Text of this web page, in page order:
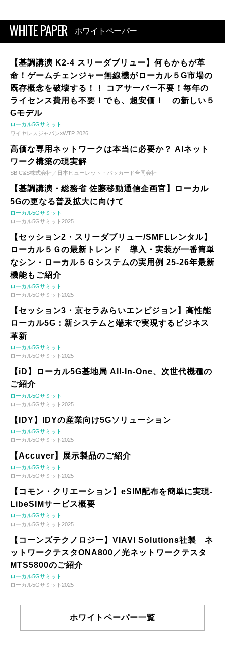
WHITE PAPER ホワイトペーパー
【基調講演 K2-4 スリーダブリュー】何もかもが革
命！ゲームチェンジャー無線機がローカル５G市場の
既存概念を破壊する！！ コアサーバー不要！毎年の
ライセンス費用も不要！でも、超安価！ の新しい５
Gモデル
ローカル5Gサミット
ワイヤレスジャパン×WTP 2026
高価な専用ネットワークは本当に必要か？ AIネット
ワーク構築の現実解
SB C&S株式会社／日本ヒューレット・パッカード合同会社
【基調講演・総務省 佐藤移動通信企画官】ローカル
5Gの更なる普及拡大に向けて
ローカル5Gサミット
ローカル5Gサミット2025
【セッション2・スリーダブリュー/SMFLレンタル】
ローカル５Ｇの最新トレンド 導入・実装が一番簡単
なシン・ローカル５Ｇシステムの実用例 25-26年最新
機能もご紹介
ローカル5Gサミット
ローカル5Gサミット2025
【セッション3・京セラみらいエンビジョン】高性能
ローカル5G：新システムと端末で実現するビジネス
革新
ローカル5Gサミット
ローカル5Gサミット2025
【iD】ローカル5G基地局 All-In-One、次世代機種の
ご紹介
ローカル5Gサミット
ローカル5Gサミット2025
【IDY】IDYの産業向け5Gソリューション
ローカル5Gサミット
ローカル5Gサミット2025
【Accuver】展示製品のご紹介
ローカル5Gサミット
ローカル5Gサミット2025
【コモン・クリエーション】eSIM配布を簡単に実現-
LibeSIMサービス概要
ローカル5Gサミット
ローカル5Gサミット2025
【コーンズテクノロジー】VIAVI Solutions社製 ネ
ットワークテスタONA800／光ネットワークテスタ
MTS5800のご紹介
ローカル5Gサミット
ローカル5Gサミット2025
ホワイトペーパー一覧